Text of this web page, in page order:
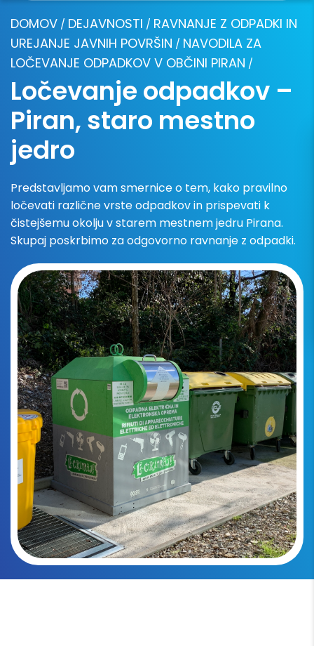
DOMOV / DEJAVNOSTI / RAVNANJE Z ODPADKI IN
UREJANJE JAVNIH POVRŠIN / NAVODILA ZA
LOČEVANJE ODPADKOV V OBČINI PIRAN /
Ločevanje odpadkov –
Piran, staro mestno
jedro
Predstavljamo vam smernice o tem, kako pravilno
ločevati različne vrste odpadkov in prispevati k
čistejšemu okolju v starem mestnem jedru Pirana.
Skupaj poskrbimo za odgovorno ravnanje z odpadki.